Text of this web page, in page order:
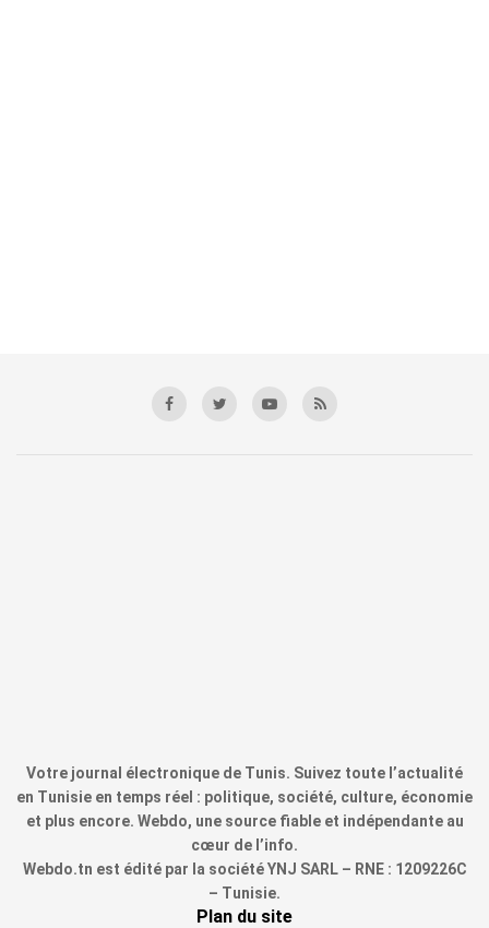
Votre journal électronique de Tunis. Suivez toute l’actualité
en Tunisie en temps réel : politique, société, culture, économie
et plus encore. Webdo, une source fiable et indépendante au
cœur de l’info.
Webdo.tn est édité par la société YNJ SARL – RNE : 1209226C
– Tunisie.
Plan du site